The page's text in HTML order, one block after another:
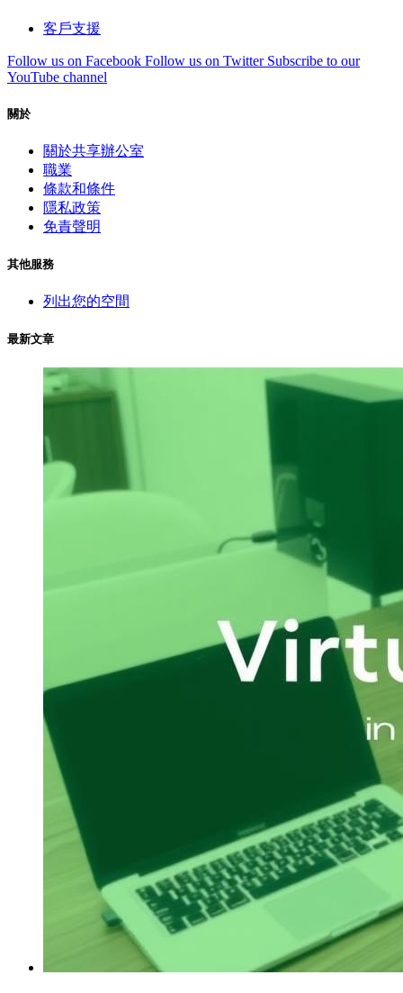
客戶支援
Follow us on Facebook Follow us on Twitter Subscribe to our
YouTube channel
關於
關於共享辦公室
職業
條款和條件
隱私政策
免責聲明
其他服務
列出您的空間
最新文章